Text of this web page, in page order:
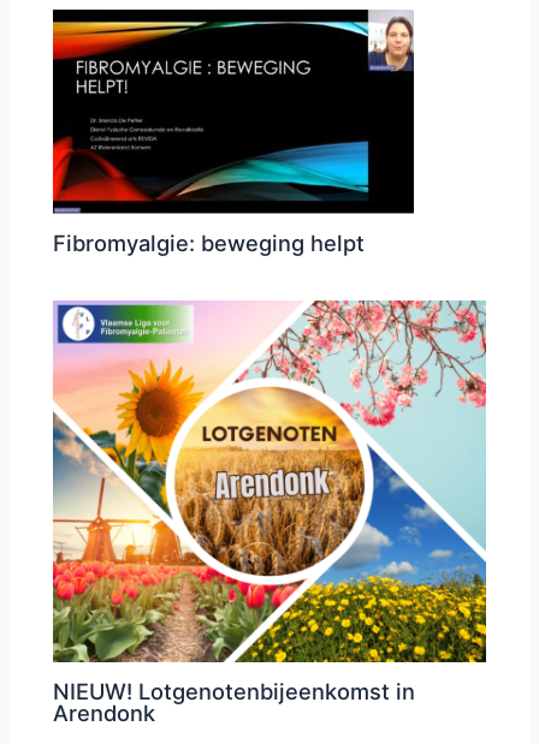
Fibromyalgie: beweging helpt
NIEUW! Lotgenotenbijeenkomst in
Arendonk